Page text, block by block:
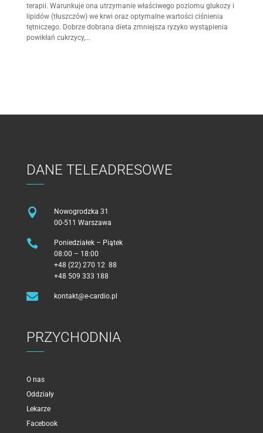
terapii. Warunkuje ona utrzymanie właściwego poziomu glukozy i
lipidów (tłuszczów) we krwi oraz optymalne wartości ciśnienia
tętniczego. Dobrze dobrana dieta zmniejsza ryzyko wystąpienia
powikłań cukrzycy,...
DANE TELEADRESOWE

Nowogrodzka 31
00-511 Warszawa

Poniedziałek – Piątek
08:00 – 18:00
+48 (22) 270 12 88
+48 509 333 188
 kontakt@e-cardio.pl
PRZYCHODNIA
O nas
Oddziały
Lekarze
Facebook